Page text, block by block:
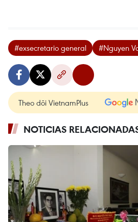
#exsecretario general #Nguyen
Theo dõi VietnamPlus
NOTICIAS